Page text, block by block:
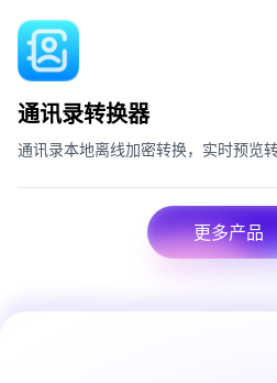
通讯录转换器
通讯录本地离线加密转换，实时预览
更多产品